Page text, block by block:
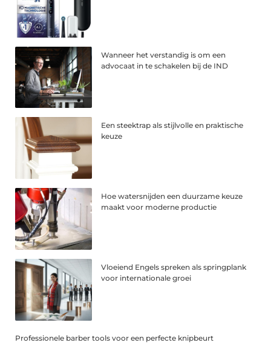
Wanneer het verstandig is om een
advocaat in te schakelen bij de IND
Een steektrap als stijlvolle en praktische
keuze
Hoe watersnijden een duurzame keuze
maakt voor moderne productie
Vloeiend Engels spreken als springplank
voor internationale groei
Professionele barber tools voor een perfecte knipbeurt